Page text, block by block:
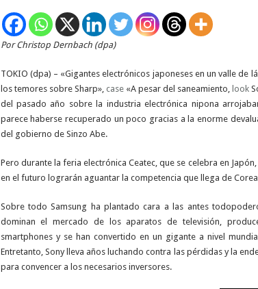
Por Christop Dernbach (dpa)
TOKIO (dpa) – «Gigantes electrónicos japoneses en un valle de
los temores sobre Sharp», case«A pesar del saneamiento, look
del pasado año sobre la industria electrónica nipona
parece haberse recuperado un poco gracias a la enorme
del gobierno de Sinzo Abe.
Pero durante la feria electrónica Ceatec, que se celebra en
en el futuro lograrán aguantar la competencia que llega de
Sobre todo Samsung ha plantado cara a las antes
dominan el mercado de los aparatos de televisión,
smartphones y se han convertido en un gigante a nivel
Entretanto, Sony lleva años luchando contra las pérdidas y la
para convencer a los necesarios inversores.